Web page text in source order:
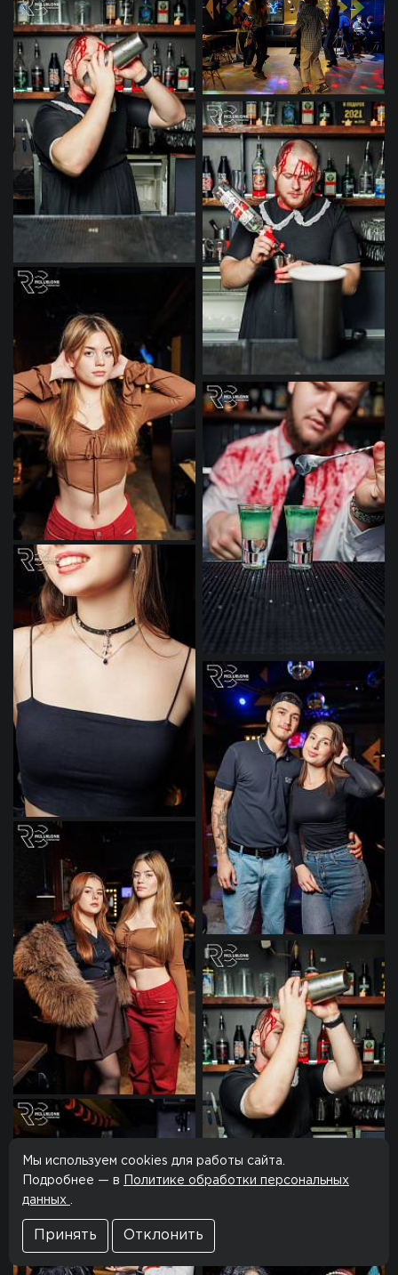
Мы используем cookies для работы сайта.
Подробнее — в
Политике обработки персональных
данных
Принять Отклонить